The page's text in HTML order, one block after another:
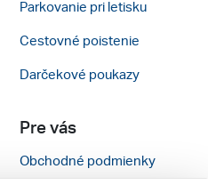
Parkovanie pri letisku
Cestovné poistenie
Darčekové poukazy
Pre vás
Obchodné podmienky